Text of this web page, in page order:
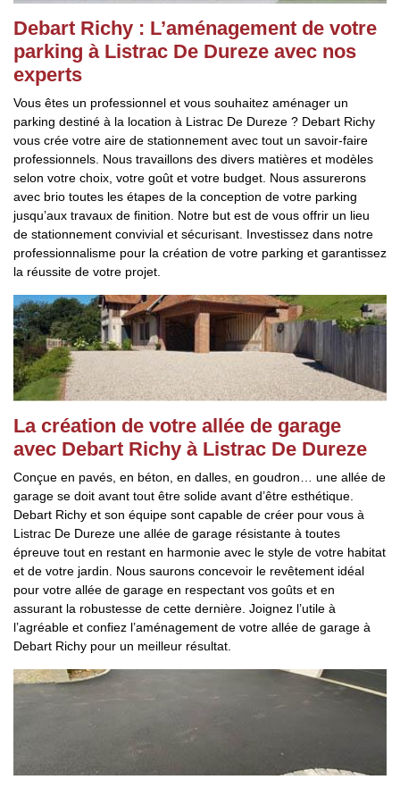
Debart Richy : L’aménagement de votre
parking à Listrac De Dureze avec nos
experts
Vous êtes un professionnel et vous souhaitez aménager un
parking destiné à la location à Listrac De Dureze ? Debart Richy
vous crée votre aire de stationnement avec tout un savoir-faire
professionnels. Nous travaillons des divers matières et modèles
selon votre choix, votre goût et votre budget. Nous assurerons
avec brio toutes les étapes de la conception de votre parking
jusqu’aux travaux de finition. Notre but est de vous offrir un lieu
de stationnement convivial et sécurisant. Investissez dans notre
professionnalisme pour la création de votre parking et garantissez
la réussite de votre projet.
La création de votre allée de garage
avec Debart Richy à Listrac De Dureze
Conçue en pavés, en béton, en dalles, en goudron… une allée de
garage se doit avant tout être solide avant d’être esthétique.
Debart Richy et son équipe sont capable de créer pour vous à
Listrac De Dureze une allée de garage résistante à toutes
épreuve tout en restant en harmonie avec le style de votre habitat
et de votre jardin. Nous saurons concevoir le revêtement idéal
pour votre allée de garage en respectant vos goûts et en
assurant la robustesse de cette dernière. Joignez l’utile à
l’agréable et confiez l’aménagement de votre allée de garage à
Debart Richy pour un meilleur résultat.